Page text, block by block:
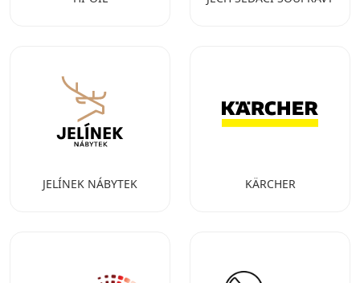
JELÍNEK NÁBYTEK KÄRCHER